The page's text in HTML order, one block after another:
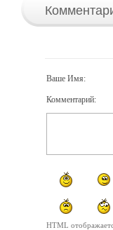
Ваше Имя:
Комментарий:
HTML